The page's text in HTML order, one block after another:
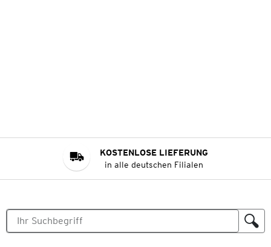
KOSTENLOSE LIEFERUNG
in alle deutschen Filialen